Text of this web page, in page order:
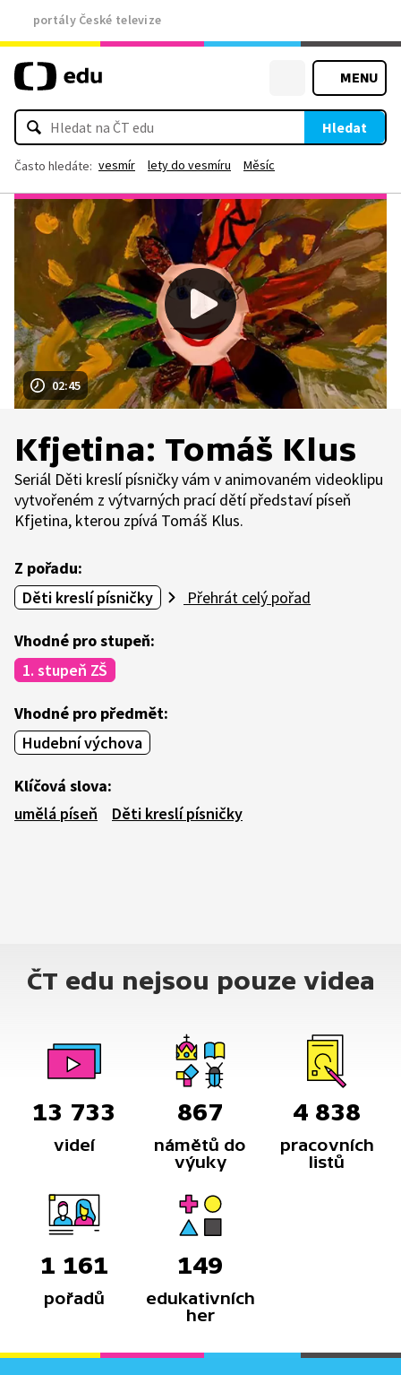
portály České televize
MENU
Hledat
Často hledáte: vesmír lety do vesmíru Měsíc
02:45
Kfjetina: Tomáš Klus
Seriál Děti kreslí písničky vám v animovaném videoklipu
vytvořeném z výtvarných prací dětí představí píseň
Kfjetina, kterou zpívá Tomáš Klus.
Z pořadu:
Děti kreslí písničky
Přehrát celý pořad
Vhodné pro stupeň:
1. stupeň ZŠ
Vhodné pro předmět:
Hudební výchova
Klíčová slova:
umělá píseň
Děti kreslí písničky
ČT edu nejsou pouze videa
13 733
videí
867
námětů do
výuky
4 838
pracovních
listů
1 161
pořadů
149
edukativních
her